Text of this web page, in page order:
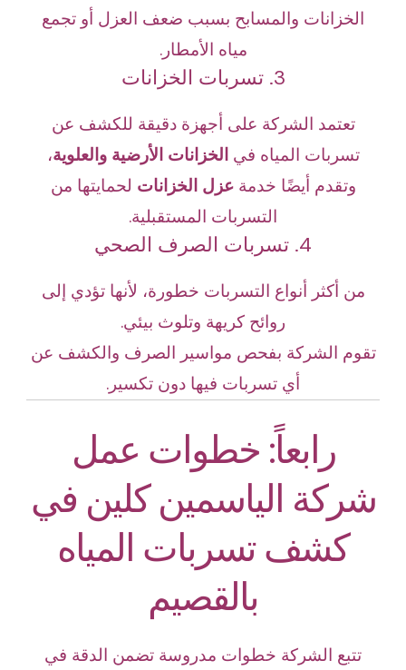
الخزانات والمسابح بسبب ضعف العزل أو تجمع
مياه الأمطار.
3. تسربات الخزانات
تعتمد الشركة على أجهزة دقيقة للكشف عن
تسربات المياه فيالخزانات الأرضية والعلوية،
وتقدم أيضًا خدمةعزل الخزانات لحمايتها من
التسربات المستقبلية.
4. تسربات الصرف الصحي
من أكثر أنواع التسربات خطورة، لأنها تؤدي إلى
روائح كريهة وتلوث بيئي.
تقوم الشركة بفحص مواسير الصرف والكشف عن
أي تسربات فيها دون تكسير.
رابعاً: خطوات عمل
شركة الياسمين كلين في
كشف تسربات المياه
بالقصيم
تتبع الشركة خطوات مدروسة تضمن الدقة في